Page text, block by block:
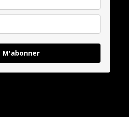
M'abonner